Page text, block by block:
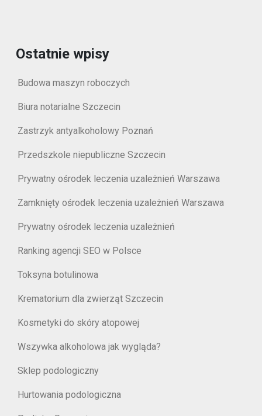
Ostatnie wpisy
Budowa maszyn roboczych
Biura notarialne Szczecin
Zastrzyk antyalkoholowy Poznań
Przedszkole niepubliczne Szczecin
Prywatny ośrodek leczenia uzależnień Warszawa
Zamknięty ośrodek leczenia uzależnień Warszawa
Prywatny ośrodek leczenia uzależnień
Ranking agencji SEO w Polsce
Toksyna botulinowa
Krematorium dla zwierząt Szczecin
Kosmetyki do skóry atopowej
Wszywka alkoholowa jak wygląda?
Sklep podologiczny
Hurtowania podologiczna